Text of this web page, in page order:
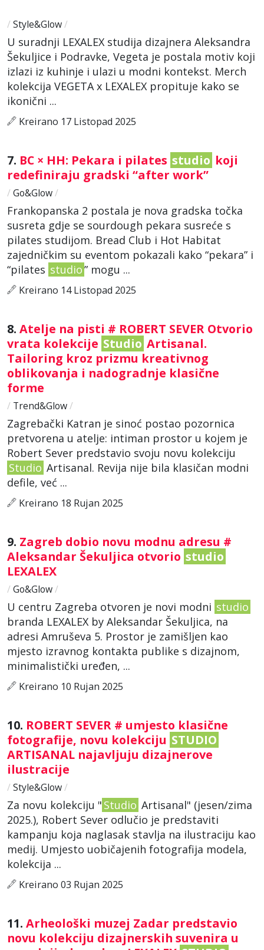
/ Style&Glow/
U suradnji LEXALEX studija dizajnera Aleksandra
Šekuljice i Podravke, Vegeta je postala motiv koji
izlazi iz kuhinje i ulazi u modni kontekst. Merch
kolekcija VEGETA x LEXALEX propituje kako se
ikonični ...
Kreirano 17 Listopad 2025
7. BC × HH: Pekara i pilates studio koji
redefiniraju gradski “after work”
/ Go&Glow/
Frankopanska 2 postala je nova gradska točka
susreta gdje se sourdough pekara susreće s
pilates studijom. Bread Club i Hot Habitat
zajedničkim su eventom pokazali kako “pekara” i
“pilates studio” mogu ...
Kreirano 14 Listopad 2025
8. Atelje na pisti # ROBERT SEVER Otvorio
vrata kolekcije Studio Artisanal.
Tailoring kroz prizmu kreativnog
oblikovanja i nadogradnje klasične
forme
/ Trend&Glow/
Zagrebački Katran je sinoć postao pozornica
pretvorena u atelje: intiman prostor u kojem je
Robert Sever predstavio svoju novu kolekciju
Studio Artisanal. Revija nije bila klasičan modni
defile, već ...
Kreirano 18 Rujan 2025
9. Zagreb dobio novu modnu adresu #
Aleksandar Šekuljica otvorio studio
LEXALEX
/ Go&Glow/
U centru Zagreba otvoren je novi modni studio
branda LEXALEX by Aleksandar Šekuljica, na
adresi Amruševa 5. Prostor je zamišljen kao
mjesto izravnog kontakta publike s dizajnom,
minimalistički uređen, ...
Kreirano 10 Rujan 2025
10. ROBERT SEVER # umjesto klasične
fotografije, novu kolekciju STUDIO
ARTISANAL najavljuju dizajnerove
ilustracije
/ Style&Glow/
Za novu kolekciju " Studio Artisanal" (jesen/zima
2025.), Robert Sever odlučio je predstaviti
kampanju koja naglasak stavlja na ilustraciju kao
medij. Umjesto uobičajenih fotografija modela,
kolekcija ...
Kreirano 03 Rujan 2025
11. Arheološki muzej Zadar predstavio
novu kolekciju dizajnerskih suvenira u